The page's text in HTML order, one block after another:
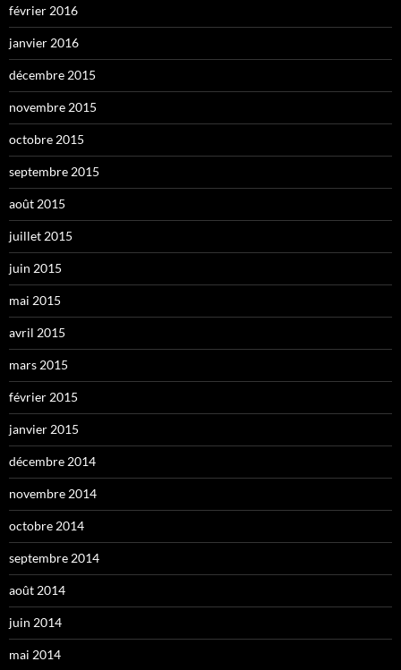
février 2016
janvier 2016
décembre 2015
novembre 2015
octobre 2015
septembre 2015
août 2015
juillet 2015
juin 2015
mai 2015
avril 2015
mars 2015
février 2015
janvier 2015
décembre 2014
novembre 2014
octobre 2014
septembre 2014
août 2014
juin 2014
mai 2014